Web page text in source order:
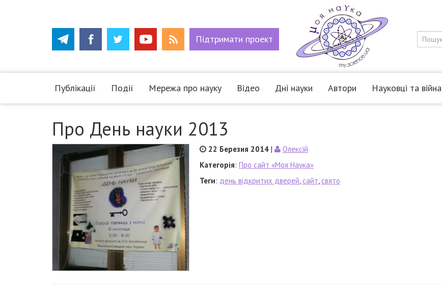
Підтримати проект
Публікації Події Мережа про науку Відео Дні науки Автори Науковці та війна
Про День науки 2013
22 Березня 2014|
Олексій
Категорія: Про сайт «Моя Наука»
Теги: день відкритих дверей,сайт,свято